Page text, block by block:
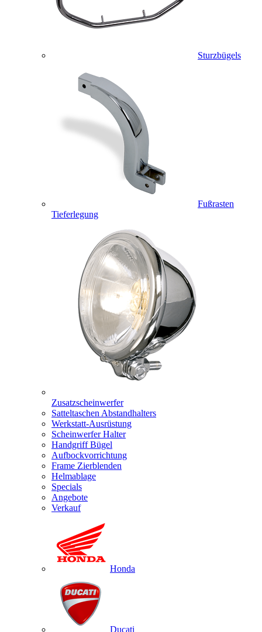
Sturzbügels
Fußrasten
Tieferlegung
Zusatzscheinwerfer
Satteltaschen Abstandhalters
Werkstatt-Ausrüstung
Scheinwerfer Halter
Handgriff Bügel
Aufbockvorrichtung
Frame Zierblenden
Helmablage
Specials
Angebote
Verkauf
Honda
Ducati